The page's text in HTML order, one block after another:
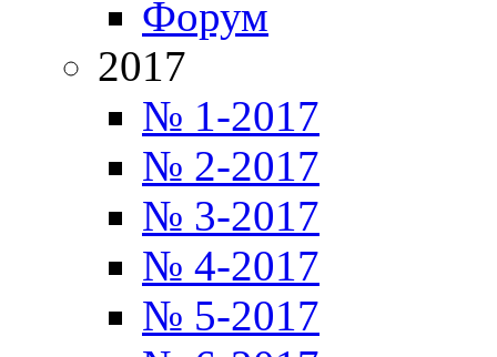
Форум
2017
№ 1-2017
№ 2-2017
№ 3-2017
№ 4-2017
№ 5-2017